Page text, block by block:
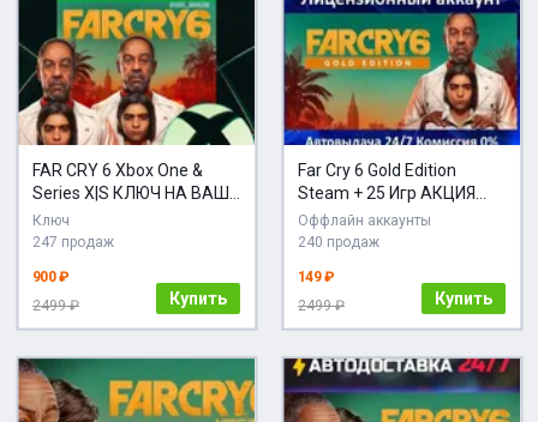
FAR CRY 6 Xbox One &
Series X|S КЛЮЧ НА ВАШ
АККАУНТ
Ключ
247 продаж
900 ₽
2499 ₽
Купить
Far Cry 6 Gold Edition
Steam + 25 Игр АКЦИЯ
Карты
Оффлайн аккаунты
240 продаж
149 ₽
2499 ₽
Купить